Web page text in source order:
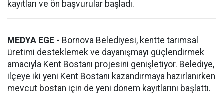
kayıtları ve ön başvurular başladı.
MEDYA EGE - Bornova Belediyesi, kentte tarımsal
üretimi desteklemek ve dayanışmayı güçlendirmek
amacıyla Kent Bostanı projesini genişletiyor. Belediye,
ilçeye iki yeni Kent Bostanı kazandırmaya hazırlanırken
mevcut bostan için de yeni dönem kayıtlarını başlattı.